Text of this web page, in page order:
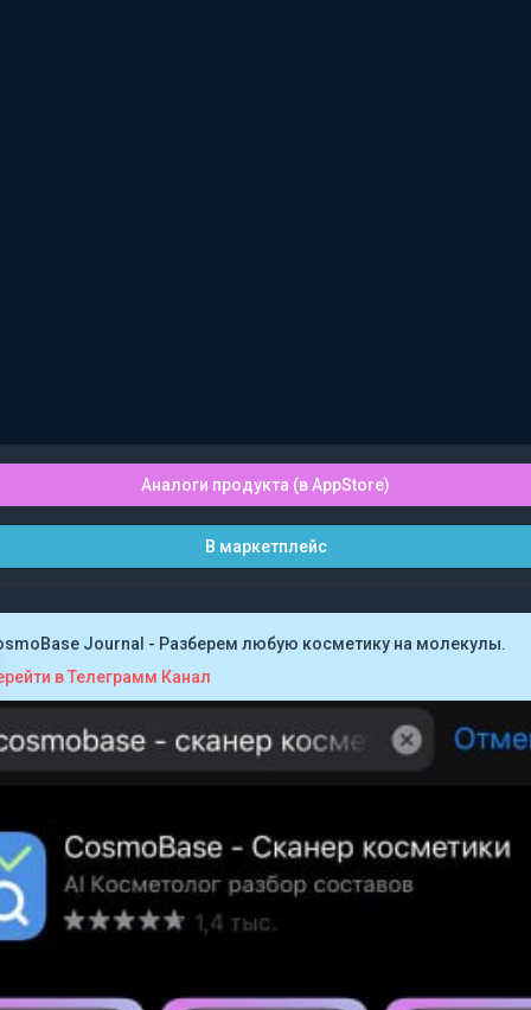
Аналоги продукта (в AppStore)
В маркетплейс
Journal - Разберем любую косметику на молекулы.
в Телеграмм Канал